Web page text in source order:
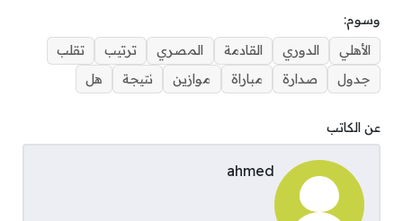
وسوم:
الأهلي
الدوري القادمة المصري ترتيب
تقلب
جدول
صدارة مباراة موازين نتيجة هل
عن الكاتب
ahmed